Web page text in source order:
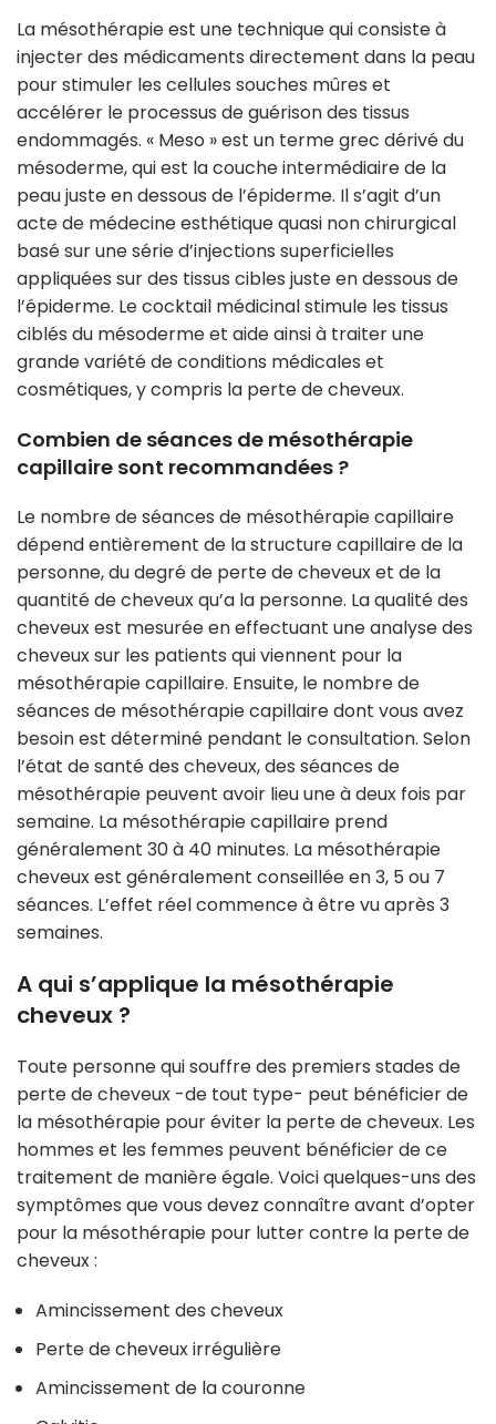
La mésothérapie est une technique qui consiste à
injecter des médicaments directement dans la peau
pour stimuler les cellules souches mûres et
accélérer le processus de guérison des tissus
endommagés. « Meso » est un terme grec dérivé du
mésoderme, qui est la couche intermédiaire de la
peau juste en dessous de l’épiderme. Il s’agit d’un
acte de médecine esthétique quasi non chirurgical
basé sur une série d’injections superficielles
appliquées sur des tissus cibles juste en dessous de
l’épiderme. Le cocktail médicinal stimule les tissus
ciblés du mésoderme et aide ainsi à traiter une
grande variété de conditions médicales et
cosmétiques, y compris la perte de cheveux.
Combien de séances de mésothérapie
capillaire sont recommandées ?
Le nombre de séances de mésothérapie capillaire
dépend entièrement de la structure capillaire de la
personne, du degré de perte de cheveux et de la
quantité de cheveux qu’a la personne. La qualité des
cheveux est mesurée en effectuant une analyse des
cheveux sur les patients qui viennent pour la
mésothérapie capillaire. Ensuite, le nombre de
séances de mésothérapie capillaire dont vous avez
besoin est déterminé pendant le consultation. Selon
l’état de santé des cheveux, des séances de
mésothérapie peuvent avoir lieu une à deux fois par
semaine. La mésothérapie capillaire prend
généralement 30 à 40 minutes. La mésothérapie
cheveux est généralement conseillée en 3, 5 ou 7
séances. L’effet réel commence à être vu après 3
semaines.
A qui s’applique la mésothérapie
cheveux ?
Toute personne qui souffre des premiers stades de
perte de cheveux -de tout type- peut bénéficier de
la mésothérapie pour éviter la perte de cheveux. Les
hommes et les femmes peuvent bénéficier de ce
traitement de manière égale. Voici quelques-uns des
symptômes que vous devez connaître avant d’opter
pour la mésothérapie pour lutter contre la perte de
cheveux :
Amincissement des cheveux
Perte de cheveux irrégulière
Amincissement de la couronne